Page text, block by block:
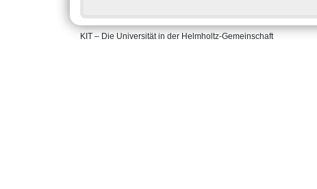
KIT – Die Universität in der Helmholtz-Gemeinschaft